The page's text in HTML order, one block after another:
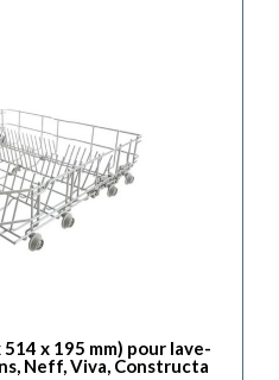
x 195 mm) pour lave-
Neff, Viva, Constructa